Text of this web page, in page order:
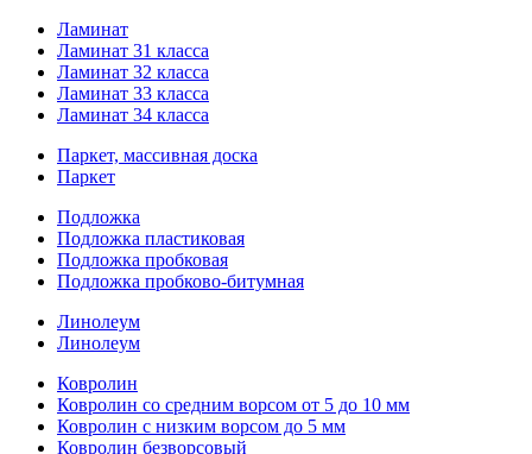
Ламинат
Ламинат 31 класса
Ламинат 32 класса
Ламинат 33 класса
Ламинат 34 класса
Паркет, массивная доска
Паркет
Подложка
Подложка пластиковая
Подложка пробковая
Подложка пробково-битумная
Линолеум
Линолеум
Ковролин
Ковролин со средним ворсом от 5 до 10 мм
Ковролин с низким ворсом до 5 мм
Ковролин безворсовый